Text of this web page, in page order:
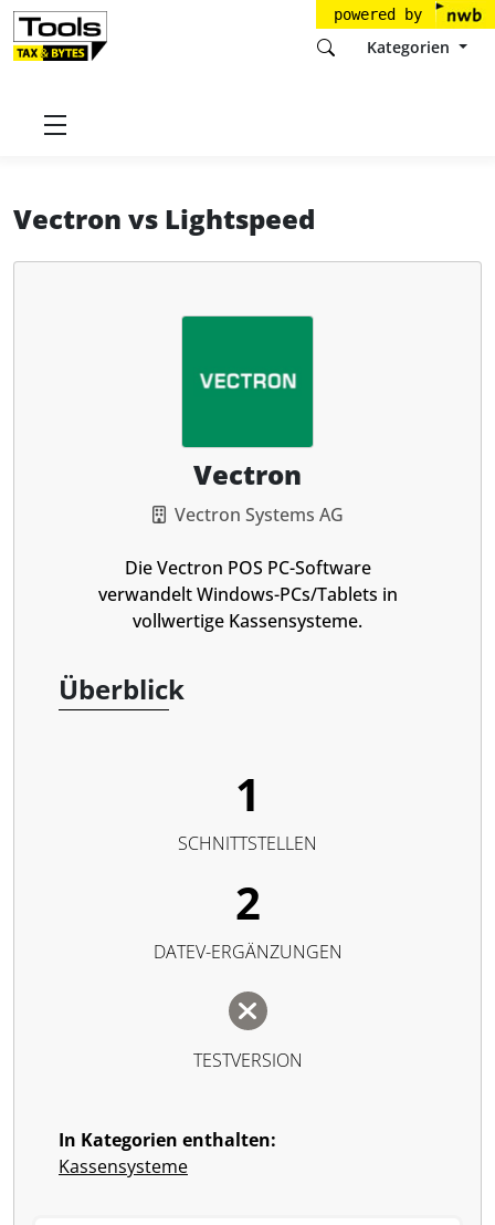
powered by
Kategorien
Startseite
Vectron vs Lightspeed
Vectron
Vectron Systems AG
Die Vectron POS PC-Software
verwandelt Windows-PCs/Tablets in
vollwertige Kassensysteme.
Überblick
1
SCHNITTSTELLEN
2
DATEV-ERGÄNZUNGEN
TESTVERSION
In Kategorien enthalten:
Kassensysteme